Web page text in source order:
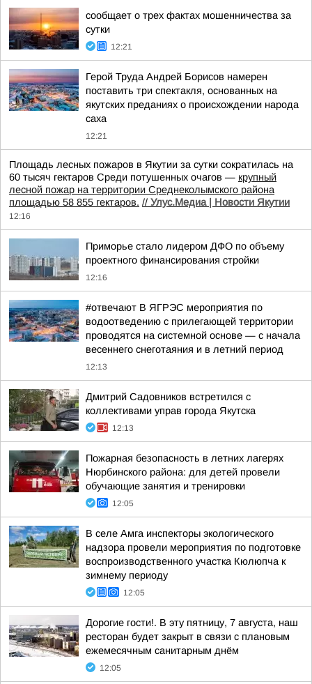
сообщает о трех фактах мошенничества за
сутки
12:21
Герой Труда Андрей Борисов намерен
поставить три спектакля, основанных на
якутских преданиях о происхождении народа
саха
12:21
Площадь лесных пожаров в Якутии за сутки сократилась на
60 тысяч гектаров Среди потушенных очагов — крупный
лесной пожар на территории Среднеколымского района
площадью 58 855 гектаров. // Улус.Медиа | Новости Якутии
12:16
Приморье стало лидером ДФО по объему
проектного финансирования стройки
12:16
#отвечают В ЯГРЭС мероприятия по
водоотведению с прилегающей территории
проводятся на системной основе — с начала
весеннего снеготаяния и в летний период
12:13
Дмитрий Садовников встретился с
коллективами управ города Якутска
12:13
Пожарная безопасность в летних лагерях
Нюрбинского района: для детей провели
обучающие занятия и тренировки
12:05
В селе Амга инспекторы экологического
надзора провели мероприятия по подготовке
воспроизводственного участка Кюлюпча к
зимнему периоду
12:05
Дорогие гости!. В эту пятницу, 7 августа, наш
ресторан будет закрыт в связи с плановым
ежемесячным санитарным днём
12:05